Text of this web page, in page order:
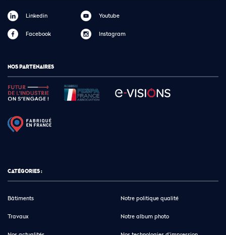
Linkedin
Facebook
Youtube
Instagram
NOS PARTENAIRES
CATÉGORIES :
Bâtiments
Travaux
Notre politique qualité
Notre album photo